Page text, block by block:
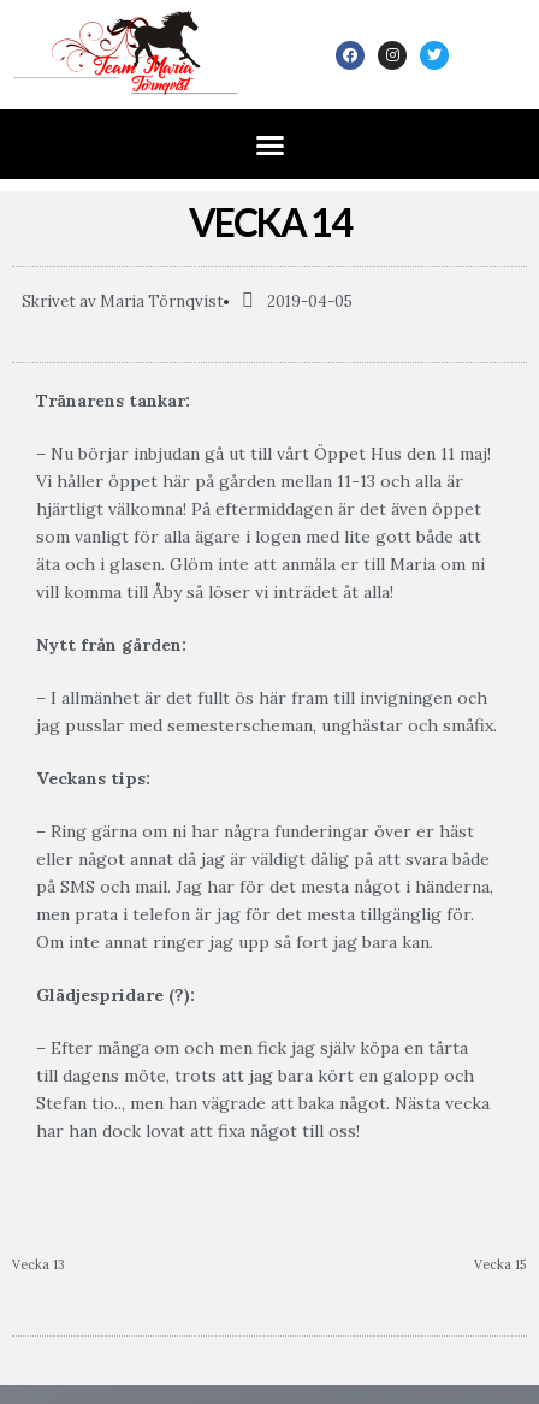
VECKA 14
Skrivet av Maria Törnqvist 2019-04-05
Tränarens tankar:
– Nu börjar inbjudan gå ut till vårt Öppet Hus den 11 maj!
Vi håller öppet här på gården mellan 11-13 och alla är
hjärtligt välkomna! På eftermiddagen är det även öppet
som vanligt för alla ägare i logen med lite gott både att
äta och i glasen. Glöm inte att anmäla er till Maria om ni
vill komma till Åby så löser vi inträdet åt alla!
Nytt från gården:
– I allmänhet är det fullt ös här fram till invigningen och
jag pusslar med semesterscheman, unghästar och småfix.
Veckans tips:
– Ring gärna om ni har några funderingar över er häst
eller något annat då jag är väldigt dålig på att svara både
på SMS och mail. Jag har för det mesta något i händerna,
men prata i telefon är jag för det mesta tillgänglig för.
Om inte annat ringer jag upp så fort jag bara kan.
Glädjespridare (?):
– Efter många om och men fick jag själv köpa en tårta
till dagens möte, trots att jag bara kört en galopp och
Stefan tio.., men han vägrade att baka något. Nästa vecka
har han dock lovat att fixa något till oss!
Vecka 13 Vecka 15